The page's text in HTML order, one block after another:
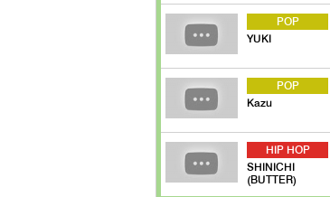
POP
YUKI
POP
Kazu
HIP HOP
SHINICHI
(BUTTER)